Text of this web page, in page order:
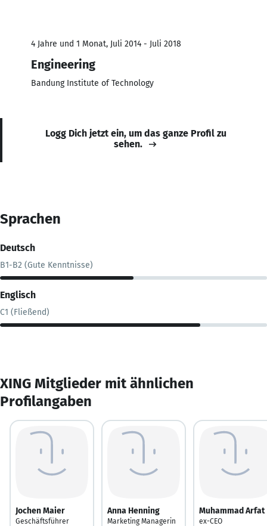
4 Jahre und 1 Monat, Juli 2014 - Juli 2018
Engineering
Bandung Institute of Technology
Logg Dich jetzt ein, um das ganze Profil zu
sehen.
Sprachen
Deutsch
B1-B2 (Gute Kenntnisse)
Englisch
C1 (Fließend)
XING Mitglieder mit ähnlichen
Profilangaben
Jochen Maier
Geschäftsführer
Anna Henning
Marketing Managerin
Muhammad Arfat
ex-CEO